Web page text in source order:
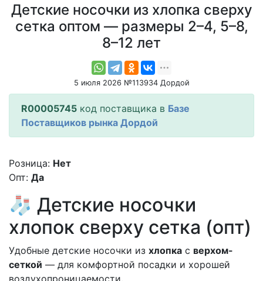
Детские носочки из хлопка сверху
сетка оптом — размеры 2–4, 5–8,
8–12 лет
5 июля 2026 №113934 Дордой
R00005745 код поставщика в Базе
Поставщиков рынка Дордой
Розница: Нет
Опт: Да
🧦 Детские носочки
хлопок сверху сетка (опт)
Удобные детские носочки из хлопка с верхом-
сеткой — для комфортной посадки и хорошей
воздухопроницаемости.